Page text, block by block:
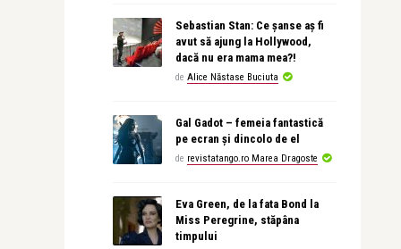
Sebastian Stan: Ce șanse aș fi
avut să ajung la Hollywood,
dacă nu era mama mea?!
de Alice Năstase Buciuta
Gal Gadot – femeia fantastică
pe ecran și dincolo de el
de revistatango.ro Marea Dragoste
Eva Green, de la fata Bond la
Miss Peregrine, stăpâna
timpului